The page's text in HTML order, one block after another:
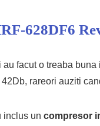
628DF6
au facut o treaba buna
rareori auziti
inclus un compresor